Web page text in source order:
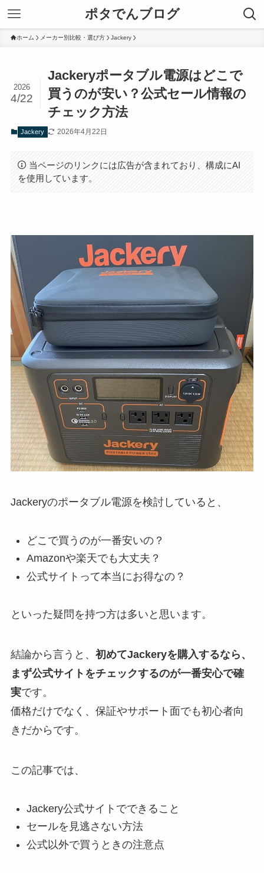
ポタでんブログ
ホーム メーカー別比較・選び方 Jackery
Jackeryポータブル電源はどこで
買うのが安い？公式セール情報の
チェック方法
2026
4/22
Jackery 2026年4月22日
当ページのリンクには広告が含まれており、構成にAI
を使用しています。
Jackeryのポータブル電源を検討していると、
どこで買うのが一番安いの？
Amazonや楽天でも大丈夫？
公式サイトって本当にお得なの？
といった疑問を持つ方は多いと思います。
結論から言うと、 初めてJackeryを購入するなら、
まず公式サイトをチェックするのが一番安心で確
実です。
価格だけでなく、保証やサポート面でも初心者向
きだからです。
この記事では、
Jackery公式サイトでできること
セールを見逃さない方法
公式以外で買うときの注意点